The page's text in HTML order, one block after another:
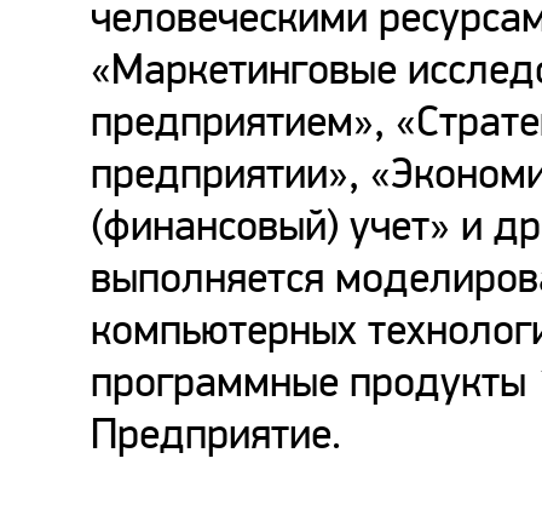
человеческими
«Маркетинговые
предприятием»,
предприятии»,
(финансовый) учет» и
выполняется
компьютерных
программные продукты
Предприятие.